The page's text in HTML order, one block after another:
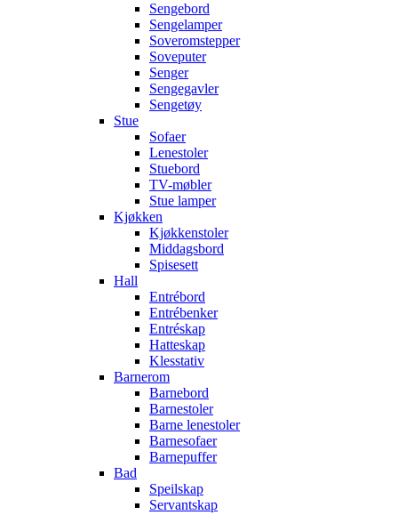
Sengebord
Sengelamper
Soveromstepper
Soveputer
Senger
Sengegavler
Sengetøy
Stue
Sofaer
Lenestoler
Stuebord
TV-møbler
Stue lamper
Kjøkken
Kjøkkenstoler
Middagsbord
Spisesett
Hall
Entrébord
Entrébenker
Entréskap
Hatteskap
Klesstativ
Barnerom
Barnebord
Barnestoler
Barne lenestoler
Barnesofaer
Barnepuffer
Bad
Speilskap
Servantskap